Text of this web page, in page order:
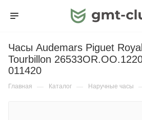
Часы Audemars Piguet
Tourbillon
011420
Главная — Каталог — Наручные часы